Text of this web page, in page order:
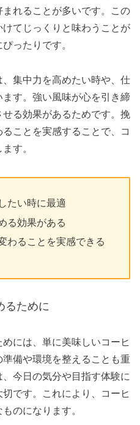
れることが多いです。この
てじっくりと味わうことが
ったりです。
集中力を高めたい時や、仕
す。強い風味が心を引き締
る効果があるためです。挽
ことを実感することで、コ
す。
たい時に最適
る効果がある
わることを実感できる
るために
には、単に美味しいコーヒ
備や環境を整えることも重
今日の気分や目指す体験に
です。これにより、コーヒ
のになります。